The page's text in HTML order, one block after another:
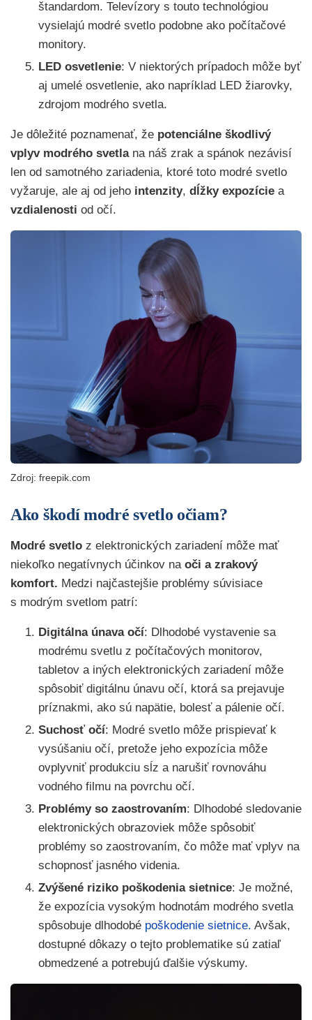
štandardom. Televízory s touto technológiou
vysielajú modré svetlo podobne ako počítačové
monitory.
LED osvetlenie: V niektorých prípadoch môže byť
aj umelé osvetlenie, ako napríklad LED žiarovky,
zdrojom modrého svetla.
Je dôležité poznamenať, že potenciálne škodlivý
vplyv modrého svetlana náš zrak a spánok nezávisí
len od samotného zariadenia, ktoré toto modré svetlo
vyžaruje, ale aj od jeho intenzity, dĺžky expozície a
vzdialenosti od očí.
Zdroj: freepik.com
Ako škodí modré svetlo očiam?
Modré svetlo z elektronických zariadení môže mať
niekoľko negatívnych účinkov na oči a zrakový
komfort. Medzi najčastejšie problémy súvisiace
s modrým svetlom patrí:
Digitálna únava očí: Dlhodobé vystavenie sa
modrému svetlu z počítačových monitorov,
tabletov a iných elektronických zariadení môže
spôsobiť digitálnu únavu očí, ktorá sa prejavuje
príznakmi, ako sú napätie, bolesť a pálenie očí.
Suchosť očí: Modré svetlo môže prispievať k
vysúšaniu očí, pretože jeho expozícia môže
ovplyvniť produkciu sĺz a narušiť rovnováhu
vodného filmu na povrchu očí.
Problémy so zaostrovaním: Dlhodobé sledovanie
elektronických obrazoviek môže spôsobiť
problémy so zaostrovaním, čo môže mať vplyv na
schopnosť jasného videnia.
Zvýšené riziko poškodenia sietnice: Je možné,
že expozícia vysokým hodnotám modrého svetla
spôsobuje dlhodobé poškodenie sietnice. Avšak,
dostupné dôkazy o tejto problematike sú zatiaľ
obmedzené a potrebujú ďalšie výskumy.